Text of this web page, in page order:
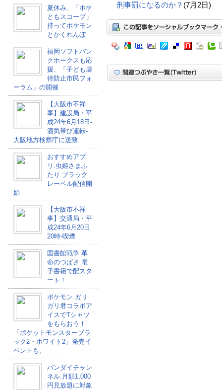
夏休み、「ポケ
ともスコープ」
持ってポケモン
とかくれんぼ
福岡ソフトバン
クホークスも応
援、「子ども虐
待防止市民フォ
ーラム」の開催
【大阪市不祥
事】建設局・平
成24年6月18日-
酒気帯び運転-
大阪地方検察庁に送致
おすすめアプ
リ.虫姫さまふ
たり ブラック
レーベル配信開
始
【大阪市不祥
事】交通局・平
成24年6月20日
20時-喫煙
図書館戦争 革
命のつばさ.電
子書籍で配スタ
ート！
ポケモン.ガリ
ガリ君コラボア
イスでTシャツ
をもらおう！
「ポケットモンスターブラ
ック2・ホワイト2」発売イ
ベントも。
バンダイチャン
ネル.月額1,000
円見放題に対象
刑事罰になるのか？ (7月2日)